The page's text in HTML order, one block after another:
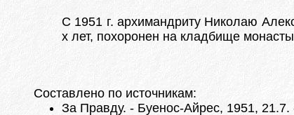
С 1951 г. архимандриту Николаю
х лет, похоронен на кладбище
Составлено по источникам:
За Правду. - Буенос-Айрес, 1951,